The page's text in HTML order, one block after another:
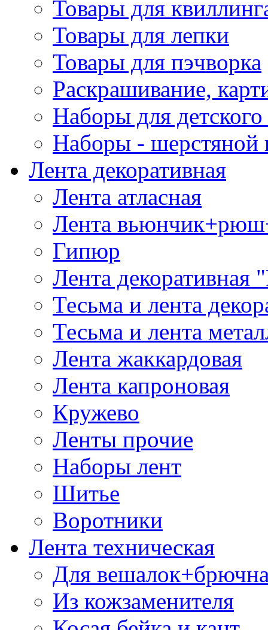
Товары для
Товары для лепки
Товары для пэчворка
Раскрашивание,
Наборы для
Наборы - шерстяной
Лента декоративная
Лента атласная
Лента
Гипюр
Лента декоративная
Тесьма и лента
Тесьма и лента
Лента жаккардовая
Лента капроновая
Кружево
Ленты прочие
Наборы лент
Шитье
Воротники
Лента техническая
Для
Из кожзаменителя